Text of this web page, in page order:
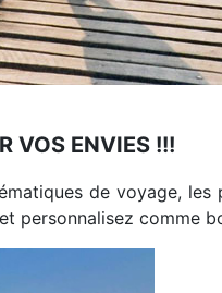
VOS ENVIES !!!
de voyage,
personnalisez comme